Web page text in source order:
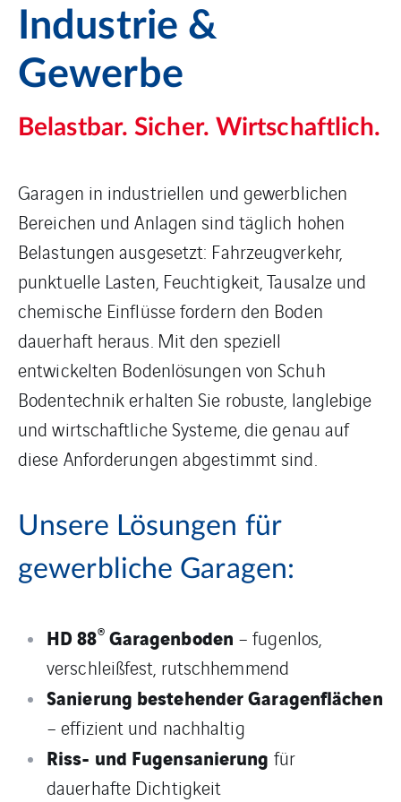
Industrie &
Gewerbe
Belastbar. Sicher. Wirtschaftlich.
Garagen in industriellen und gewerblichen
Bereichen und Anlagen sind täglich hohen
Belastungen ausgesetzt: Fahrzeugverkehr,
punktuelle Lasten, Feuchtigkeit, Tausalze und
chemische Einflüsse fordern den Boden
dauerhaft heraus. Mit den speziell
entwickelten Bodenlösungen von Schuh
Bodentechnik erhalten Sie robuste, langlebige
und wirtschaftliche Systeme, die genau auf
diese Anforderungen abgestimmt sind.
Unsere Lösungen für
gewerbliche Garagen:
HD 88®Garagenboden – fugenlos,
verschleißfest, rutschhemmend
Sanierung bestehender Garagenflächen
– effizient und nachhaltig
Riss- und Fugensanierung für
dauerhafte Dichtigkeit